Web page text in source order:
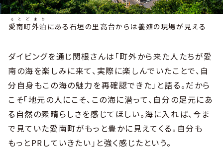
愛南町外泊
そとどまり
にある石垣の里高台からは養殖の現場が見える
ダイビングを通じ関根さんは「町外から来た人たちが愛
南の海を楽しみに来て、実際に楽しんでいたことで、自
分自身もこの海の魅力を再確認できた」と語る。だから
こそ「地元の人にこそ、この海に潜って、自分の足元にあ
る自然の素晴らしさを感じてほしい。海に入れば、今ま
で見ていた愛南町がもっと豊かに見えてくる。自分も
もっとPRしていきたい」と強く感じたという。